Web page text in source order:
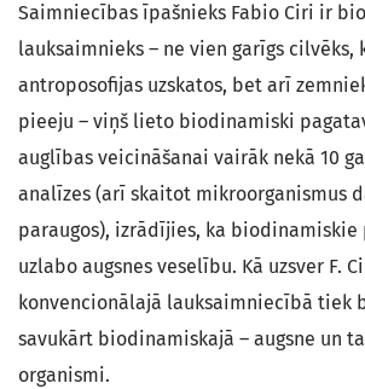
Saimniecības īpašnieks Fabio Ciri ir
lauksaimnieks – ne vien garīgs cilvēks,
antroposofijas uzskatos, bet arī
pieeju – viņš lieto biodinamiski
auglības veicināšanai vairāk nekā 10
analīzes (arī skaitot mikroorganismus
paraugos), izrādījies, ka
uzlabo augsnes veselību. Kā uzsver F.
konvencionālajā lauksaimniecībā tiek
savukārt biodinamiskajā – augsne un
organismi.